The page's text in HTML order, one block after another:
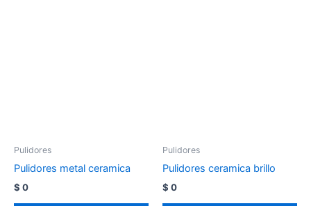
Pulidores
Pulidores metal ceramica
$ 0
Pulidores
Pulidores ceramica brillo
$ 0